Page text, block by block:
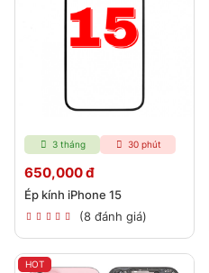
3 tháng 30 phút
650,000 đ
Ép kính iPhone 15
(8 đánh giá)
HOT